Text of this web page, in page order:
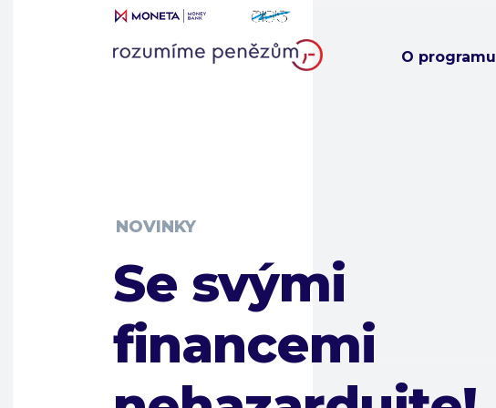
O programu
NOVINKY
Se svými
financemi